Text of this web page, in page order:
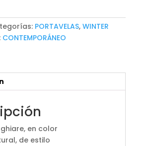
PORTAVELAS, WINTER
CONTEMPORÁNEO
en color
de estilo